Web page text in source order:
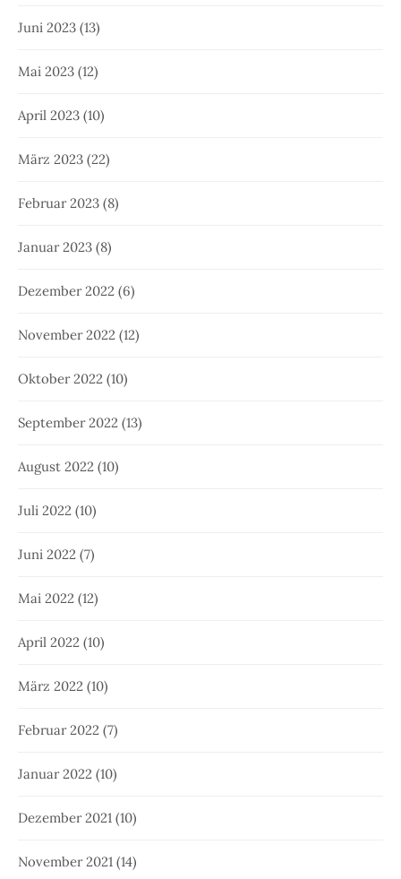
Juni 2023 (13)
Mai 2023 (12)
April 2023 (10)
März 2023 (22)
Februar 2023 (8)
Januar 2023 (8)
Dezember 2022 (6)
November 2022 (12)
Oktober 2022 (10)
September 2022 (13)
August 2022 (10)
Juli 2022 (10)
Juni 2022 (7)
Mai 2022 (12)
April 2022 (10)
März 2022 (10)
Februar 2022 (7)
Januar 2022 (10)
Dezember 2021 (10)
November 2021 (14)